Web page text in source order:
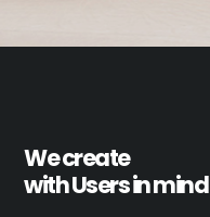
We create
with Users in mind